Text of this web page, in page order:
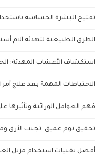
تفتيح البشرة الحساسة
الطرق الطبيعية لتهدئة آلام
استكشاف الأعشاب المهدئة:
الاحتياطات المهمة بعد علاج
فهم العوامل الوراثية وتأثيرها
تحقيق نوم عميق: تجنب الأرق
أفضل تقنيات استخدام مزيل